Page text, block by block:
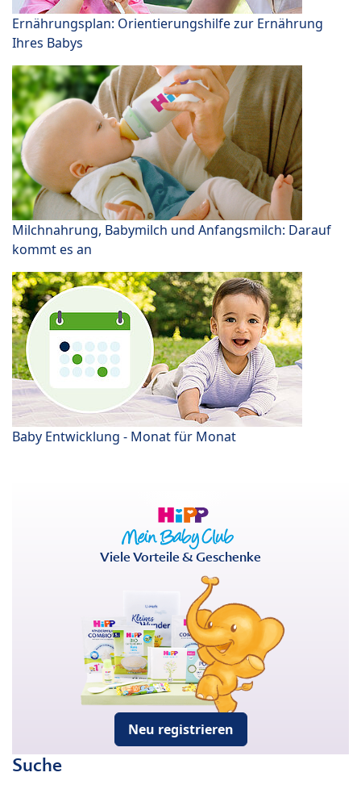
Ernährungsplan: Orientierungshilfe zur Ernährung
Ihres Babys
Milchnahrung, Babymilch und Anfangsmilch: Darauf
kommt es an
Baby Entwicklung - Monat für Monat
Viele Vorteile & Geschenke
Neu registrieren
Suche